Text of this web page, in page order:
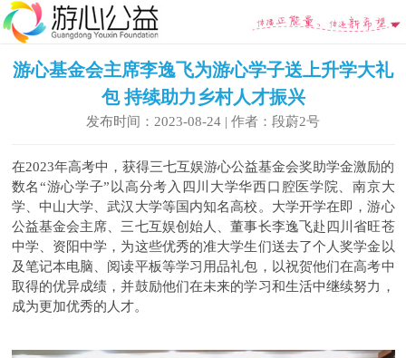
游心基金会主席李逸飞为游心学子送上升学大礼
包 持续助力乡村人才振兴
发布时间：2023-08-24 | 作者：段蔚2号
在2023年高考中，获得三七互娱游心公益基金会奖助学金激励的
数名“游心学子”以高分考入四川大学华西口腔医学院、南京大
学、中山大学、武汉大学等国内知名高校。大学开学在即，游心
公益基金会主席、三七互娱创始人、董事长李逸飞赴四川省旺苍
中学、资阳中学，为这些优秀的准大学生们送去了个人奖学金以
及笔记本电脑、阅读平板等学习用品礼包，以祝贺他们在高考中
取得的优异成绩，并鼓励他们在未来的学习和生活中继续努力，
成为更加优秀的人才。